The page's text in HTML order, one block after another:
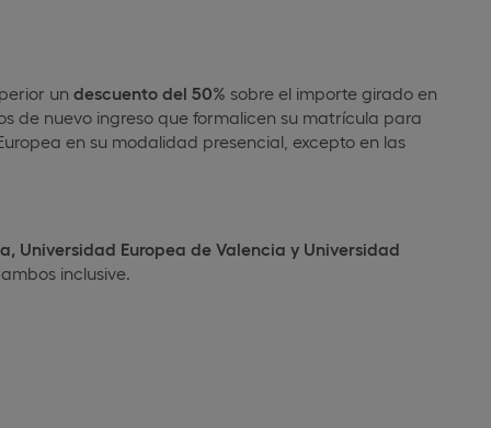
un descuento del 50% sobre el importe girado en
de nuevo ingreso que formalicen su matrícula para
en su modalidad presencial, excepto en las
Universidad Europea de Valencia y Universidad
ambos inclusive.